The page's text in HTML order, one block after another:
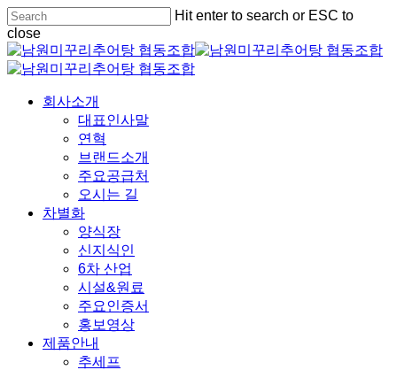
Skip
to
main
content
Hit enter to search or ESC to
close
Close
Search
Menu
회사소개
대표인사말
연혁
브랜드소개
주요공급처
오시는 길
차별화
양식장
신지식인
6차 산업
시설&원료
주요인증서
홍보영상
제품안내
추세프